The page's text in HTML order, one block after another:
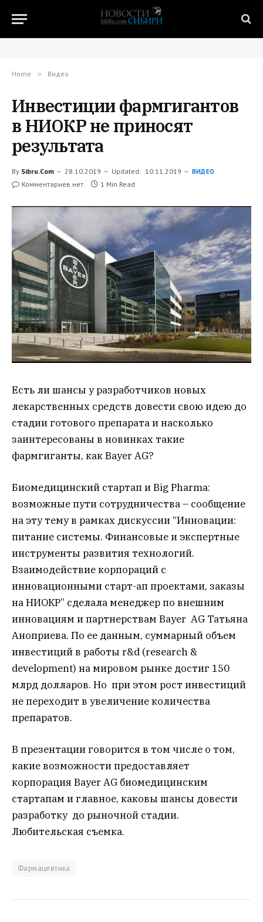
Home » Видео
Инвестиции фармгигантов
в НИОКР не приносят
результата
By Sibru.Com 28.10.2019 Updated: 10.11.2019 ВИДЕО
Комментариев нет 1 Min Read
Есть ли шансы у разработчиков новых
лекарственных средств довести свою идею до
стадии готового препарата и насколько
заинтересованы в новинках такие
фармгиганты, как Bayer AG?
Биомедицинский стартап и Big Pharma:
возможные пути сотрудничества – сообщение
на эту тему в рамках дискуссии “Инновации:
питание системы. Финансовые и экспертные
инструменты развития технологий.
Взаимодействие корпораций с
инновационными старт-ап проектами, заказы
на НИОКР” сделала менеджер по внешним
инновациям и партнерствам Bayer AG Татьяна
Аноприева. По ее данным, суммарный объем
инвестиций в работы r&d (research &
development) на мировом рынке достиг 150
млрд долларов. Но при этом рост инвестиций
не переходит в увеличение количества
препаратов.
В презентации говорится в том числе о том,
какие возможности предоставляет
корпорация Bayer AG биомедицинским
стартапам и главное, каковы шансы довести
разработку до рыночной стадии.
Любительская съемка.
Фармацевтика